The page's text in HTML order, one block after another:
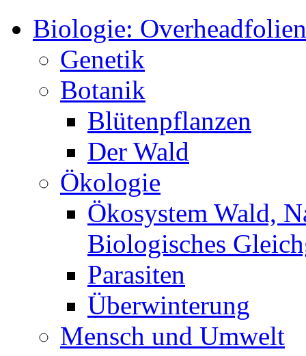
Biologie: Overheadfolien
Genetik
Botanik
Blütenpflanzen
Der Wald
Ökologie
Ökosystem Wald,
Biologisches
Parasiten
Überwinterung
Mensch und Umwelt